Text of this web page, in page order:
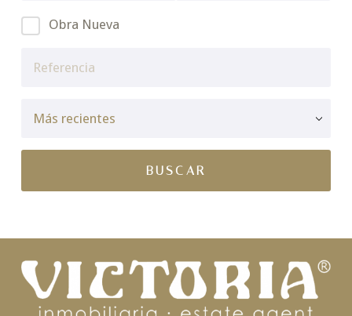
Obra Nueva